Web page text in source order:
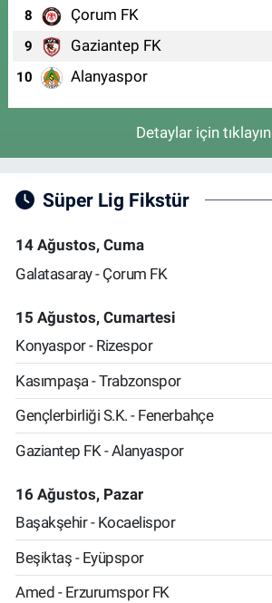
8 Çorum FK
9 Gaziantep FK
10 Alanyaspor
Detaylar için tıklayın
Süper Lig Fikstür
14 Ağustos, Cuma
Galatasaray - Çorum FK
15 Ağustos, Cumartesi
Konyaspor - Rizespor
Kasımpaşa - Trabzonspor
Gençlerbirliği S.K. - Fenerbahçe
Gaziantep FK - Alanyaspor
16 Ağustos, Pazar
Başakşehir - Kocaelispor
Beşiktaş - Eyüpspor
Amed - Erzurumspor FK